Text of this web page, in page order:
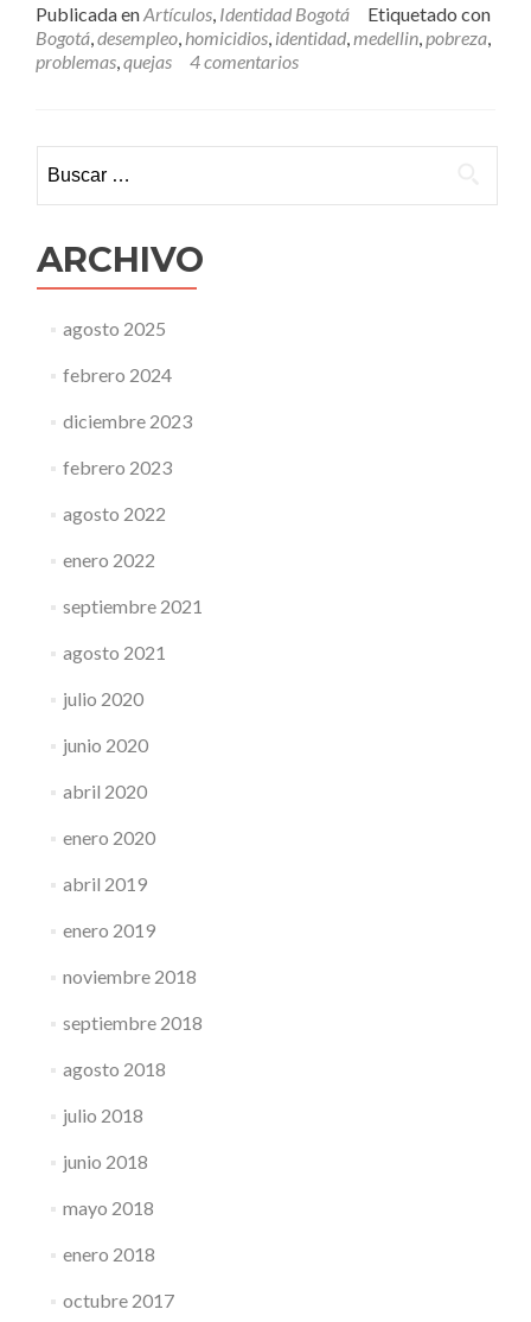
Publicada enArtículos Identidad Bogotá
Etiquetado con
Bogotá desempleo homicidios identidad medellin pobreza
problemas quejas 4 comentarios
ARCHIVO
agosto 2025
febrero 2024
diciembre 2023
febrero 2023
agosto 2022
enero 2022
septiembre 2021
agosto 2021
julio 2020
junio 2020
abril 2020
enero 2020
abril 2019
enero 2019
noviembre 2018
septiembre 2018
agosto 2018
julio 2018
junio 2018
mayo 2018
enero 2018
octubre 2017